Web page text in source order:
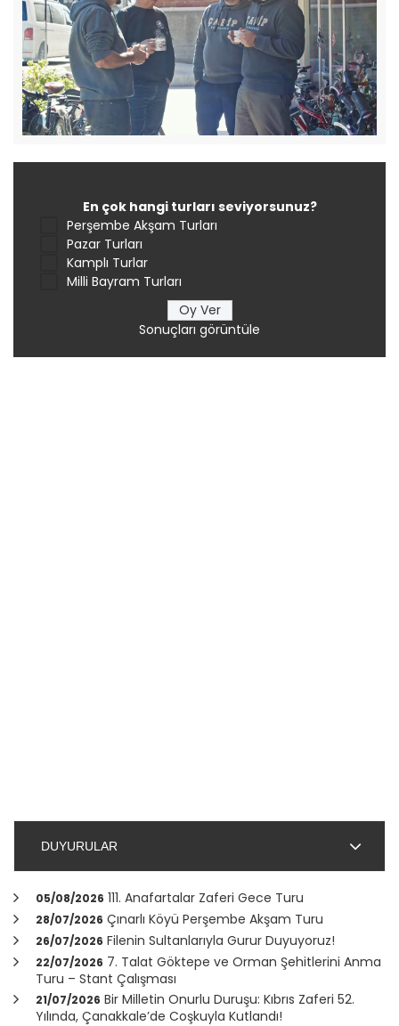
En çok hangi turları seviyorsunuz?
Perşembe Akşam Turları
Pazar Turları
Kamplı Turlar
Milli Bayram Turları
Sonuçları görüntüle
DUYURULAR
05/08/2026 111. Anafartalar Zaferi Gece Turu
28/07/2026 Çınarlı Köyü Perşembe Akşam Turu
26/07/2026 Filenin Sultanlarıyla Gurur Duyuyoruz!
22/07/2026 7. Talat Göktepe ve Orman Şehitlerini Anma
Turu – Stant Çalışması
21/07/2026 Bir Milletin Onurlu Duruşu: Kıbrıs Zaferi 52.
Yılında, Çanakkale’de Coşkuyla Kutlandı!